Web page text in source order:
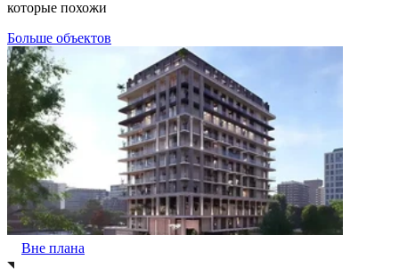
которые похожи
Больше объектов
Вне плана